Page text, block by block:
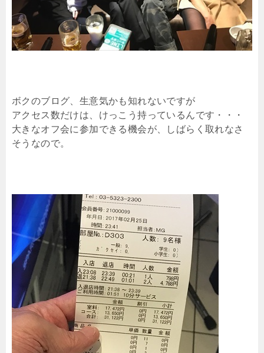
ボクのブログ、生意気かも知れないですが
アクセス数だけは、けっこう持っているんです・・・
大きなオフ会に参加できる機会が、しばらく取れなさ
そうなので。